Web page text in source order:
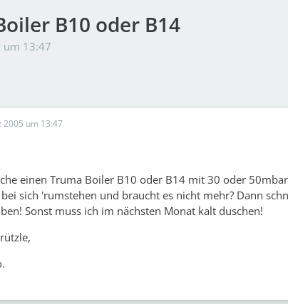
B10 oder B14
um 13:47
2005 um 13:47
einen Truma Boiler B10 oder B14 mit 30 oder
sich 'rumstehen und braucht es nicht mehr? Dann
Sonst muss ich im nächsten Monat kalt duschen!